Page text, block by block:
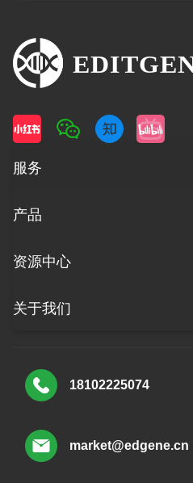
服务
产品
资源中心
关于我们
18102225074
market@edgene.cn